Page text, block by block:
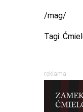
/mag/
Tagi:
reklama